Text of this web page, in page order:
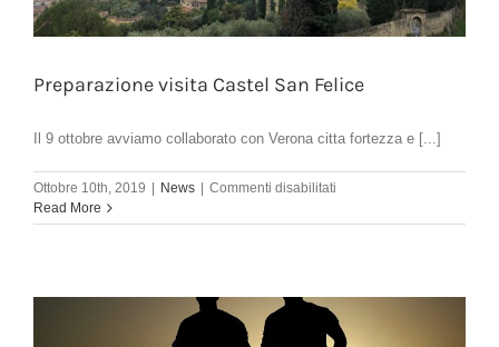
Preparazione visita Castel San Felice
Il 9 ottobre avviamo collaborato con Verona citta fortezza e [...]
Ottobre 10th, 2019 News Commenti disabilitati
visita
Read More